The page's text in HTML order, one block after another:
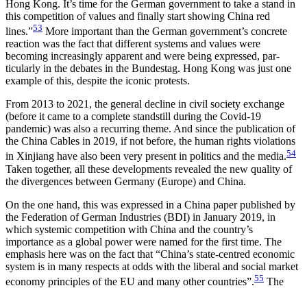
Hong Kong. It’s time for the German government to take a stand in
this competition of values and finally start showing China red
lines.”53 More important than the German government’s concrete
reaction was the fact that different systems and values were
becoming increasingly apparent and were being expressed, par­
ticularly in the debates in the Bundestag. Hong Kong was just one
example of this, despite the iconic protests.
From 2013 to 2021, the general decline in civil society exchange
(before it came to a complete stand­still during the Covid-19
pandemic) was also a recur­ring theme. And since the publication of
the China Cables in 2019, if not before, the human rights vio­lations
in Xinjiang have also been very present in politics and the media.54
Taken together, all these developments revealed the new quality of
the diver­gences between Germany (Europe) and China.
On the one hand, this was expressed in a China paper published by
the Federation of German Indus­tries (BDI) in January 2019, in
which systemic com­petition with China and the country’s
importance as a global power were named for the first time. The
emphasis here was on the fact that “China’s state-centred economic
system is in many respects at odds with the liberal and social market
economy principles of the EU and many other countries”.55 The